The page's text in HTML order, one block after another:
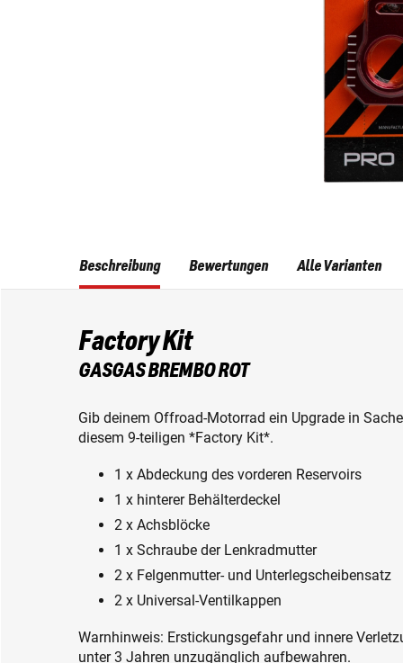
Beschreibung
Factory Kit
GASGAS BREMBO ROT
Gib deinem Offroad-Motorrad ein Upgrade in
diesem 9-teiligen *Factory Kit*.
1 x Abdeckung des vorderen Reservoirs
1 x hinterer Behälterdeckel
2 x Achsblöcke
1 x Schraube der Lenkradmutter
2 x Felgenmutter- und Unterlegscheibensatz
2 x Universal-Ventilkappen
Warnhinweis: Erstickungsgefahr und innere
unter 3 Jahren unzugänglich aufbewahren.
Bewertungen Alle Varianten